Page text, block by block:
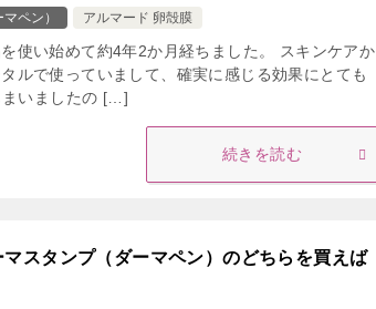
ペン） アルマード 卵殻膜
使い始めて約4年2か月経ちました。 スキンケアか
ルで使っていまして、確実に感じる効果にとても
まいましたの […]
続きを読む
マスタンプ（ダーマペン）のどちらを買えば